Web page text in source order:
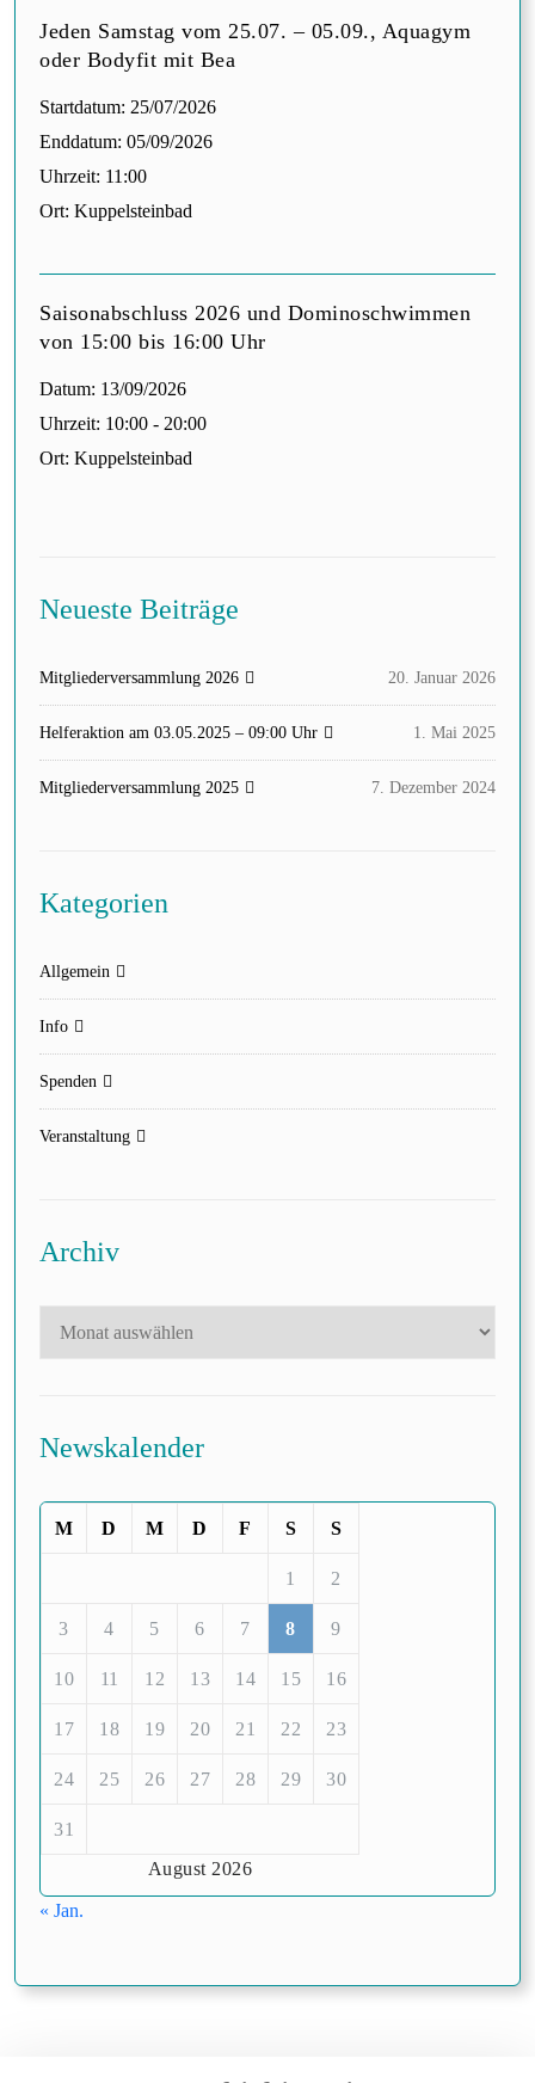
Jeden Samstag vom 25.07. – 05.09., Aquagym
oder Bodyfit mit Bea
Startdatum: 25/07/2026
Enddatum: 05/09/2026
Uhrzeit: 11:00
Ort: Kuppelsteinbad
Saisonabschluss 2026 und Dominoschwimmen
von 15:00 bis 16:00 Uhr
Datum: 13/09/2026
Uhrzeit: 10:00 - 20:00
Ort: Kuppelsteinbad
Neueste Beiträge
Mitgliederversammlung 2026 20. Januar 2026
Helferaktion am 03.05.2025 – 09:00 Uhr 1. Mai 2025
Mitgliederversammlung 2025 7. Dezember 2024
Kategorien
Allgemein
Info
Spenden
Veranstaltung
Archiv
Newskalender
August 2026
M D M D F S S
1 2
3 4 5 6 7 8 9
10 11 12 13 14 15 16
17 18 19 20 21 22 23
24 25 26 27 28 29 30
31
« Jan.